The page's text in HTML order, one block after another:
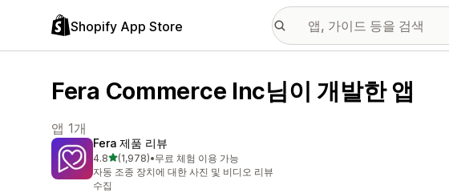
Shopify App Store
Fera Commerce Inc님이 개발한 앱
앱 1개
Fera 제품 리뷰
4.8별 5개 중
(1,978)
총 리뷰 1978개
•무료 체험 이용 가능
자동 조종 장치에 대한 사진 및 비디오 리뷰
수집